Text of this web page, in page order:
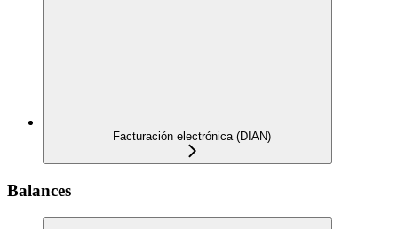
Facturación electrónica (DIAN)
Balances